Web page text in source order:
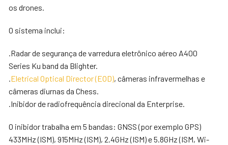
os drones.
O sistema inclui:
.Radar de segurança de varredura eletrônico aéreo A400
Series Ku band da Blighter.
.Eletrical Optical Director (EOD), câmeras infravermelhas e
câmeras diurnas da Chess.
.Inibidor de radiofrequência direcional da Enterprise.
O inibidor trabalha em 5 bandas: GNSS (por exemplo GPS)
433MHz (ISM), 915MHz (ISM), 2.4GHz (ISM) e 5.8GHz (ISM, Wi-